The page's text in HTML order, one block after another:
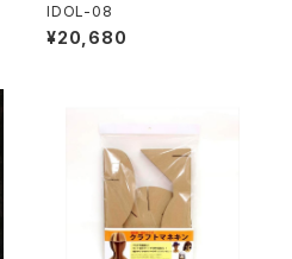
IDOL-08
¥20,680